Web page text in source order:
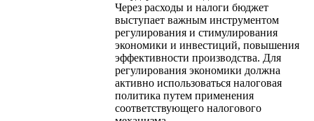
Через расходы и налоги бюджет
выступает важным инструментом
регулирования и стимулирования
экономики и инвестиций, повышения
эффективности производства. Для
регулирования экономики должна
активно использоваться налоговая
политика путем применения
соответствующего налогового